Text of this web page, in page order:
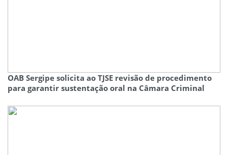
OAB Sergipe solicita ao TJSE revisão de procedimento
para garantir sustentação oral na Câmara Criminal